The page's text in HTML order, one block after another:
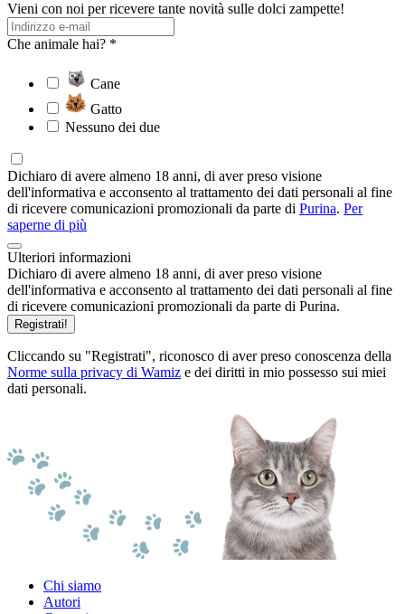
Vieni con noi per ricevere tante novità sulle dolci zampette!
Che animale hai? *
Cane
Gatto
Nessuno dei due
Dichiaro di avere almeno 18 anni, di aver preso visione
dell'informativa e acconsento al trattamento dei dati personali al fine
di ricevere comunicazioni promozionali da parte di Purina. Per
saperne di più
Ulteriori informazioni
Dichiaro di avere almeno 18 anni, di aver preso visione
dell'informativa e acconsento al trattamento dei dati personali al fine
di ricevere comunicazioni promozionali da parte di Purina.
Registrati!
Cliccando su "Registrati", riconosco di aver preso conoscenza della
Norme sulla privacy di Wamiz e dei diritti in mio possesso sui miei
dati personali.
Chi siamo
Autori